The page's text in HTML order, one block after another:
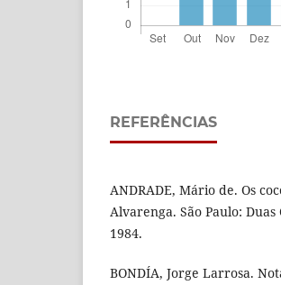
REFERÊNCIAS
ANDRADE, Mário de. Os
Alvarenga. São Paulo:
1984.
BONDÍA, Jorge Larrosa.